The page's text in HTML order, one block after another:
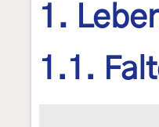
1.
1.1.